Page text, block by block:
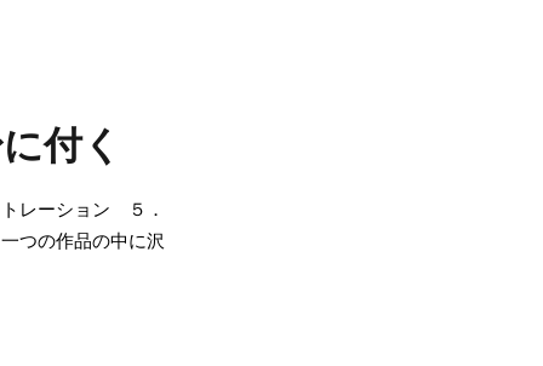
付く
レーション ５．
つの作品の中に沢